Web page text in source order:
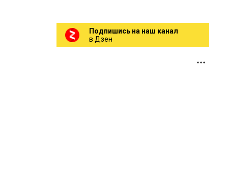
Подпишись на наш канал
в Дзен